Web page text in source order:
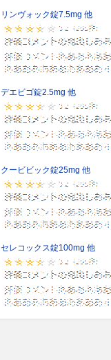
リンヴォック錠7.5mg 他
デエビゴ錠2.5mg 他
クービビック錠25mg 他
セレコックス錠100mg 他